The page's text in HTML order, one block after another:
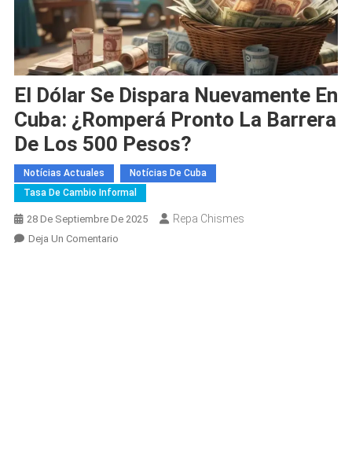
El Dólar Se Dispara Nuevamente En
Cuba: ¿romperá Pronto La Barrera
De Los 500 Pesos?
Notícias Actuales
Notícias De Cuba
Tasa De Cambio Informal
28 De Septiembre De 2025 Repa Chismes
Deja Un ComentarioEn